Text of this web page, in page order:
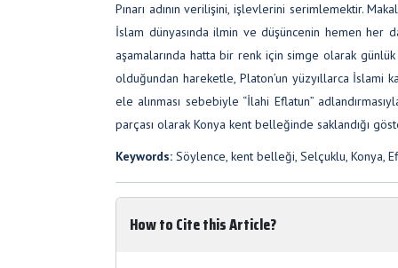
Pınarı adının verilişini, işlevlerini serimlemektir.
İslam dünyasında ilmin ve düşüncenin hemen her
aşamalarında hatta bir renk için simge olarak
olduğundan hareketle, Platon’un yüzyıllarca İslami
ele alınması sebebiyle “İlahi Eflatun”
parçası olarak Konya kent belleğinde saklandığı
Keywords: Söylence, kent belleği, Selçuklu, Konya,
How to Cite this Article?